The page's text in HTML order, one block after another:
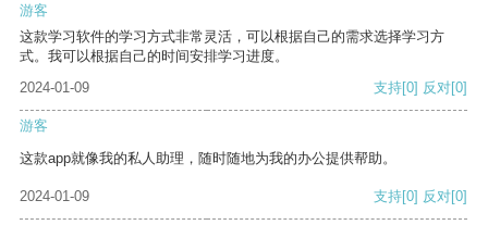
游客
这款学习软件的学习方式非常灵活，可以根据自己的需求选择学习方
式。我可以根据自己的时间安排学习进度。
2024-01-09
支持[0] 反对[0]
游客
这款app就像我的私人助理，随时随地为我的办公提供帮助。
2024-01-09 支持[0] 反对[0]